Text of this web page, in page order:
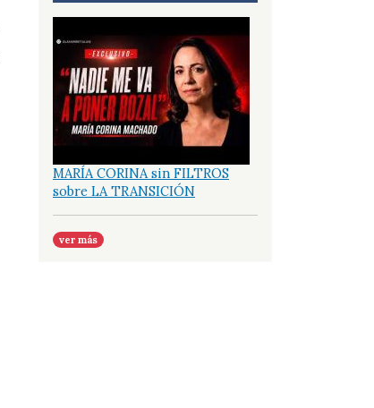
MARÍA CORINA sin FILTROS
sobre LA TRANSICIÓN
ver más